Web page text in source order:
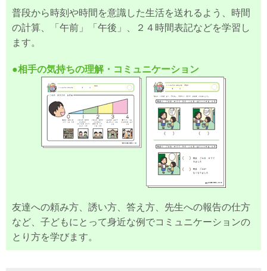
普段から時刻や時間を意識した生活を送れるよう、時間
の計算、「午前」「午後」、２４時間表記などを学習し
ます。
●相手の気持ちの理解・コミュニケーション
友達への頼み方、誘い方、答え方、先生への報告の仕方
など、子どもにとって身近な例でコミュニケーションの
とり方を学びます。